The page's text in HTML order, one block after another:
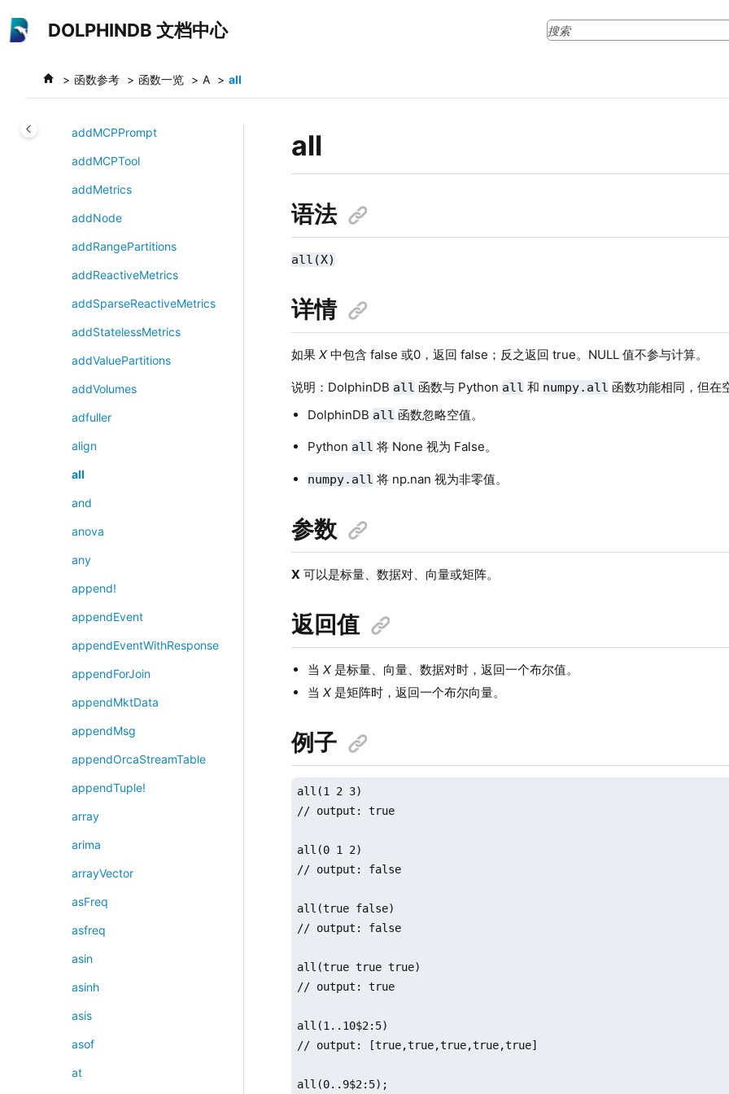
DOLPHINDB 文档中心
函数参考 函数一览 A all
addGroupMember
addIPWhiteList
addMCPPrompt
addMCPTool
addMetrics
addNode
addRangePartitions
addReactiveMetrics
addSparseReactiveMetrics
addStatelessMetrics
addValuePartitions
addVolumes
adfuller
align
all
and
anova
any
append!
appendEvent
appendEventWithResponse
appendForJoin
appendMktData
appendMsg
appendOrcaStreamTable
appendTuple!
array
arima
arrayVector
asFreq
asfreq
asin
asinh
asis
asof
at
all
语法
all(X)
详情
如果X 中包含 false 或0，返回 false；反之返回 true。NULL 值不参与计算。
说明：DolphinDB all 函数与 Python all 和 numpy.all 函数功能相同，但在
DolphinDB all 函数忽略空值。
Python all 将 None 视为 False。
numpy.all 将 np.nan 视为非零值。
参数
X 可以是标量、数据对、向量或矩阵。
返回值
当X 是标量、向量、数据对时，返回一个布尔值。
当X 是矩阵时，返回一个布尔向量。
例子
all(1 2 3)
// output: true
all(0 1 2)
// output: false
all(true false)
// output: false
all(true true true)
// output: true
all(1..10$2:5)
// output: [true,true,true,true,true]
all(0..9$2:5);